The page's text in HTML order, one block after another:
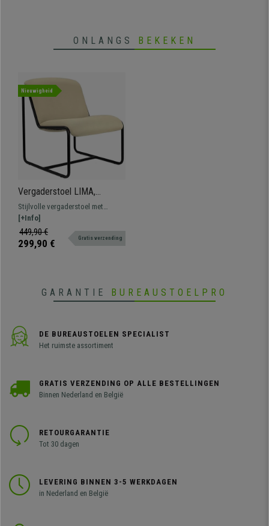
ONLANGS BEKEKEN
Nieuwigheid
Vergaderstoel LIMA,
Exclusief Ontwerp, Metalen
Frame, Bekleed met Beige
Stof
Stijlvolle vergaderstoel met
metalen frame. Ergonomisch,
comfortabel en met een
hoogwaardige afwerking.
[+Info]
449,90 €
299,90 € Gratis verzending
GARANTIE BUREAUSTOELPRO
DE BUREAUSTOELEN SPECIALIST
Het ruimste assortiment
GRATIS VERZENDING OP ALLE BESTELLINGEN
Binnen Nederland en België
RETOURGARANTIE
Tot 30 dagen
LEVERING BINNEN 3-5 WERKDAGEN
in Nederland en België